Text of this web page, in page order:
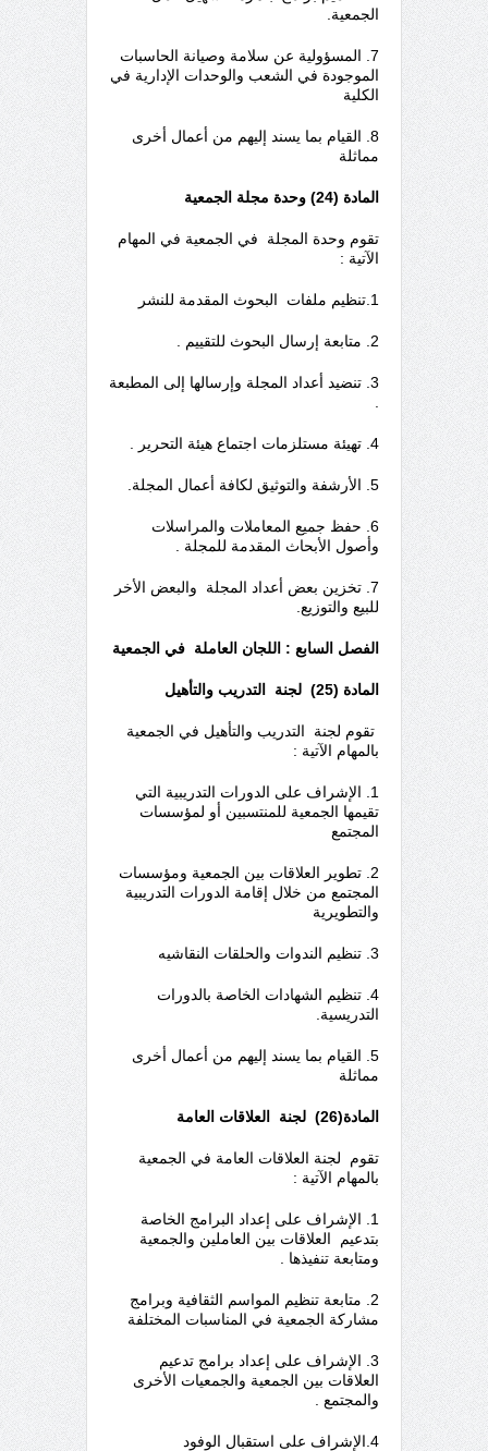
الجمعية.
7. المسؤولية عن سلامة وصيانة الحاسبات
الموجودة في الشعب والوحدات الإدارية في
الكلية
8. القيام بما يسند إليهم من أعمال أخرى
مماثلة
المادة (24) وحدة مجلة الجمعية
تقوم وحدة المجلة في الجمعية في المهام
الآتية :
1.تنظيم ملفات البحوث المقدمة للنشر
2. متابعة إرسال البحوث للتقييم .
3. تنضيد أعداد المجلة وإرسالها إلى المطبعة
4. تهيئة مستلزمات اجتماع هيئة التحرير .
5. الأرشفة والتوثيق لكافة أعمال المجلة.
6. حفظ جميع المعاملات والمراسلات
وأصول الأبحاث المقدمة للمجلة .
7. تخزين بعض أعداد المجلة والبعض الأخر
للبيع والتوزيع.
الفصل السابع : اللجان العاملة في الجمعية
المادة (25) لجنة التدريب والتأهيل
تقوم لجنة التدريب والتأهيل في الجمعية
بالمهام الآتية :
1. الإشراف على الدورات التدريبية التي
تقيمها الجمعية للمنتسبين أو لمؤسسات
المجتمع
2. تطوير العلاقات بين الجمعية ومؤسسات
المجتمع من خلال إقامة الدورات التدريبية
والتطويرية
3. تنظيم الندوات والحلقات النقاشيه
4. تنظيم الشهادات الخاصة بالدورات
التدريسية.
5. القيام بما يسند إليهم من أعمال أخرى
مماثلة
المادة(26) لجنة العلاقات العامة
تقوم لجنة العلاقات العامة في الجمعية
بالمهام الآتية :
1. الإشراف على إعداد البرامج الخاصة
بتدعيم العلاقات بين العاملين والجمعية
ومتابعة تنفيذها .
2. متابعة تنظيم المواسم الثقافية وبرامج
مشاركة الجمعية في المناسبات المختلفة
3. الإشراف على إعداد برامج تدعيم
العلاقات بين الجمعية والجمعيات الأخرى
والمجتمع .
4.الإشراف على استقبال الوفود